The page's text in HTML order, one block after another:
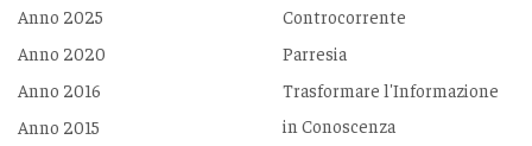
Anno 2025
Anno 2020
Anno 2016
Anno 2015
Controcorrente
Parresia
Trasformare l'Informazione
in Conoscenza